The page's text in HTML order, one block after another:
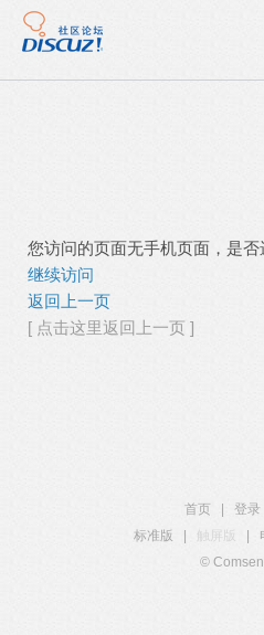
您访问的页面无手机页面，是否
继续访问
返回上一页
[ 点击这里返回上一页 ]
首页 登录
标准版
触屏版
©